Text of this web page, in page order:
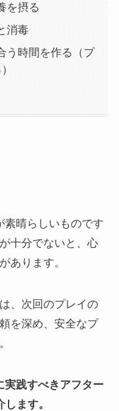
を摂る
消毒
う時間を作る（プ
素晴らしいものです
十分でないと、心
あります。
、次回のプレイの
を深め、安全なプ
実践すべきアフター
ます。